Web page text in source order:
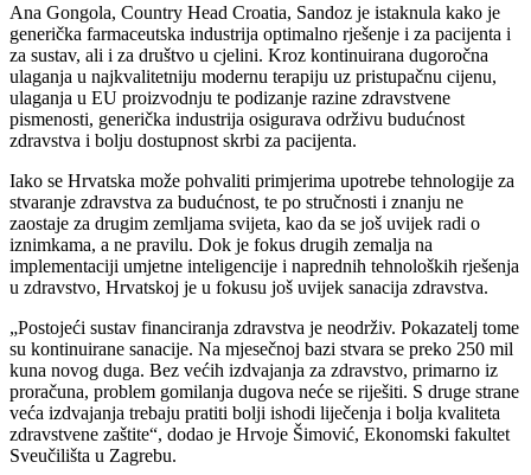
Ana Gongola, Country Head Croatia, Sandoz je istaknula kako je
generička farmaceutska industrija optimalno rješenje i za pacijenta i
za sustav, ali i za društvo u cjelini. Kroz kontinuirana dugoročna
ulaganja u najkvalitetniju modernu terapiju uz pristupačnu cijenu,
ulaganja u EU proizvodnju te podizanje razine zdravstvene
pismenosti, generička industrija osigurava održivu budućnost
zdravstva i bolju dostupnost skrbi za pacijenta.
Iako se Hrvatska može pohvaliti primjerima upotrebe tehnologije za
stvaranje zdravstva za budućnost, te po stručnosti i znanju ne
zaostaje za drugim zemljama svijeta, kao da se još uvijek radi o
iznimkama, a ne pravilu. Dok je fokus drugih zemalja na
implementaciji umjetne inteligencije i naprednih tehnoloških rješenja
u zdravstvo, Hrvatskoj je u fokusu još uvijek sanacija zdravstva.
„Postojeći sustav financiranja zdravstva je neodrživ. Pokazatelj tome
su kontinuirane sanacije. Na mjesečnoj bazi stvara se preko 250 mil
kuna novog duga. Bez većih izdvajanja za zdravstvo, primarno iz
proračuna, problem gomilanja dugova neće se riješiti. S druge strane
veća izdvajanja trebaju pratiti bolji ishodi liječenja i bolja kvaliteta
zdravstvene zaštite“, dodao je Hrvoje Šimović, Ekonomski fakultet
Sveučilišta u Zagrebu.